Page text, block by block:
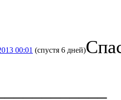
00:01 (спустя 6 дней)